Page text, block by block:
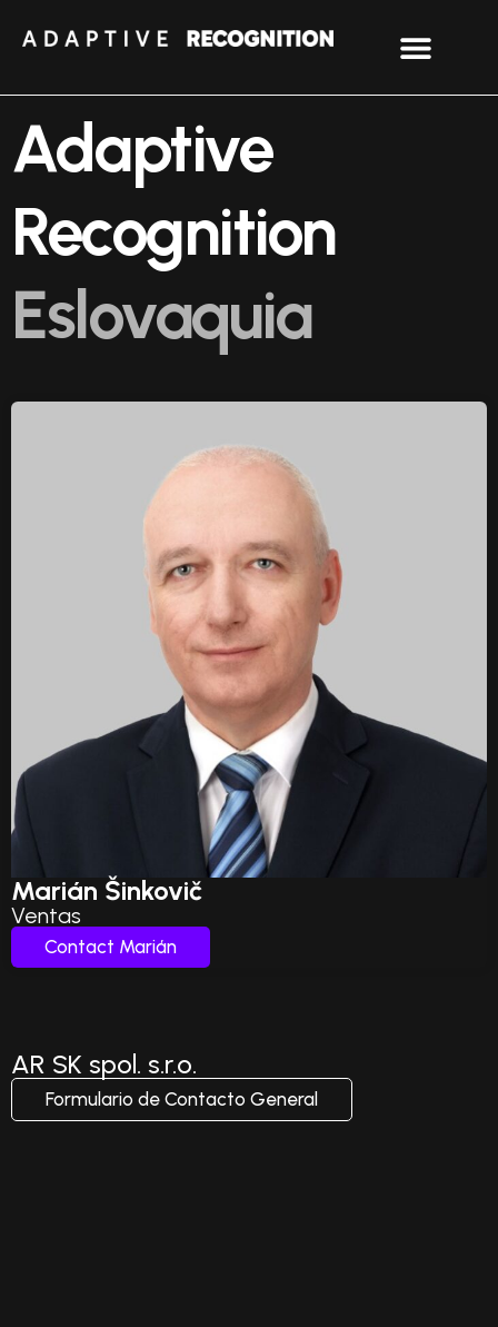
Adaptive
Recognition
Eslovaquia
Marián Šinkovič
Ventas
Contact Marián
AR SK spol. s.r.o.
Formulario de Contacto General